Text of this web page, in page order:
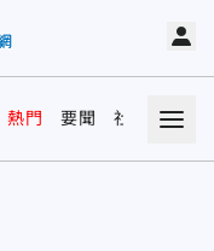
熱門 要聞 社會 娛樂